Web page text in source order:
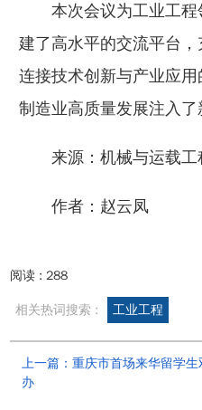
本次会议为工业工
建了高水平的交流平台
连接技术创新与产业应
制造业高质量发展注入了
来源：机械与运载工
作者：赵云凤
阅读 :288
相关热词搜索 : 工业工程
上一篇：重庆市首场来华留学
办